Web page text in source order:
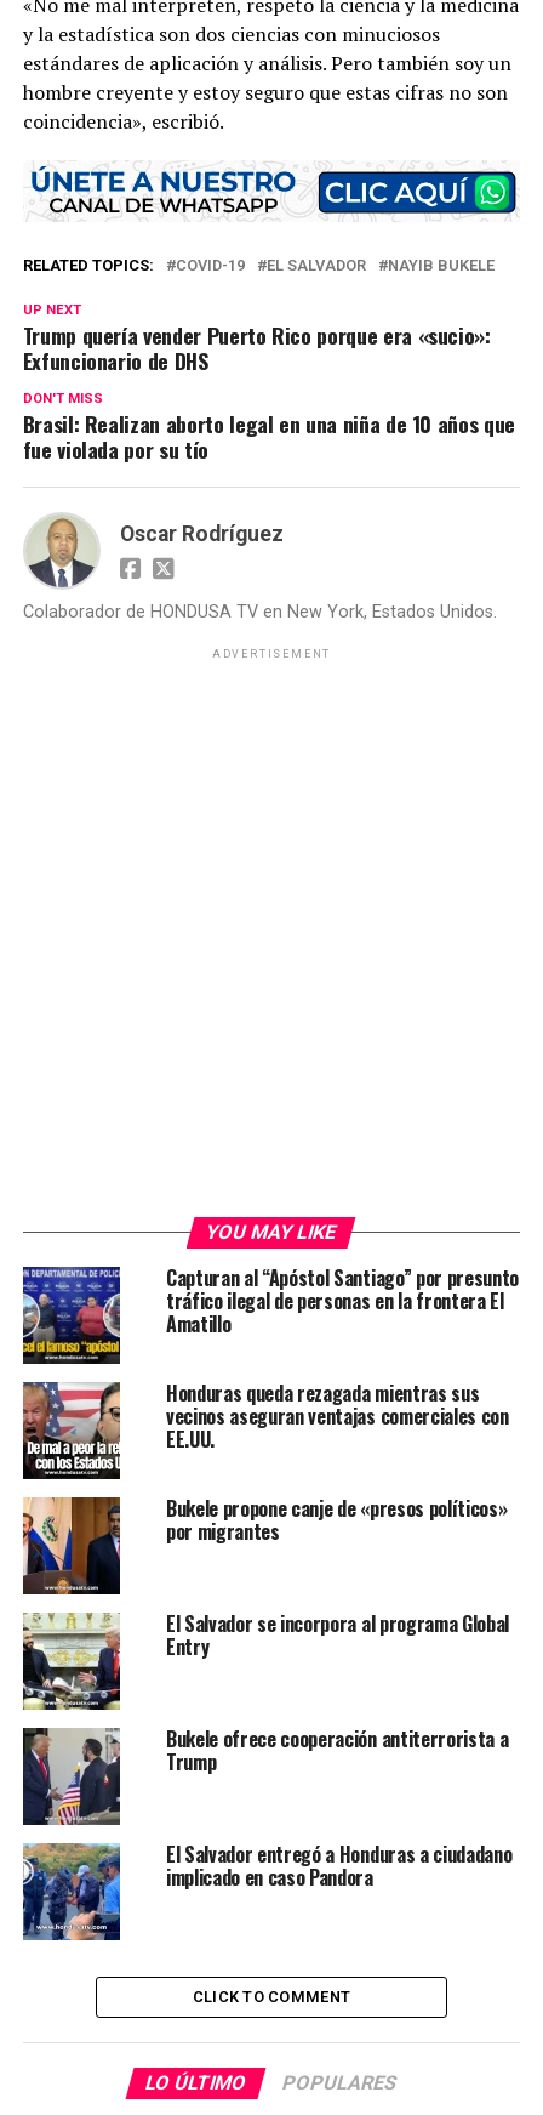
y la estadística son dos ciencias con minuciosos
estándares de aplicación y análisis. Pero también soy un
hombre creyente y estoy seguro que estas cifras no son
coincidencia», escribió.
RELATED TOPICS: COVID-19 EL SALVADOR NAYIB BUKELE
UP NEXT
Trump quería vender Puerto Rico porque era «sucio»:
Exfuncionario de DHS
DON'T MISS
Brasil: Realizan aborto legal en una niña de 10 años que
fue violada por su tío
Oscar Rodríguez
Colaborador de HONDUSA TV en New York, Estados Unidos.
ADVERTISEMENT
YOU MAY LIKE
Capturan al “Apóstol Santiago” por presunto
tráfico ilegal de personas en la frontera El
Amatillo
Honduras queda rezagada mientras sus
vecinos aseguran ventajas comerciales con
EE.UU.
Bukele propone canje de «presos políticos»
por migrantes
El Salvador se incorpora al programa Global
Entry
Bukele ofrece cooperación antiterrorista a
Trump
El Salvador entregó a Honduras a ciudadano
implicado en caso Pandora
CLICK TO COMMENT
LO ÚLTIMO POPULARES